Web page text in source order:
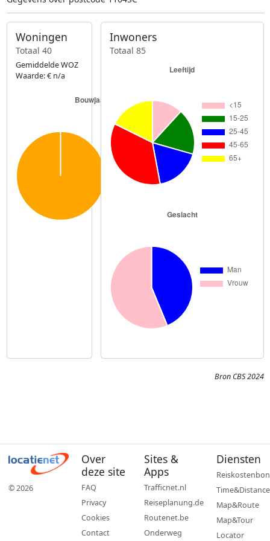
Woningen
Totaal 40
Gemiddelde WOZ
Waarde: € n/a
Inwoners
Totaal 85
Bron CBS 2024
© 2026
Over
deze site
FAQ
Privacy
Cookies
Contact
Sites &
Apps
Trafficnet.nl
Reiseplanung.de
Routenet.be
Onderweg
Diensten
Reiskostenbon
Time&Distance
Map&Route
Map&Tour
Locator